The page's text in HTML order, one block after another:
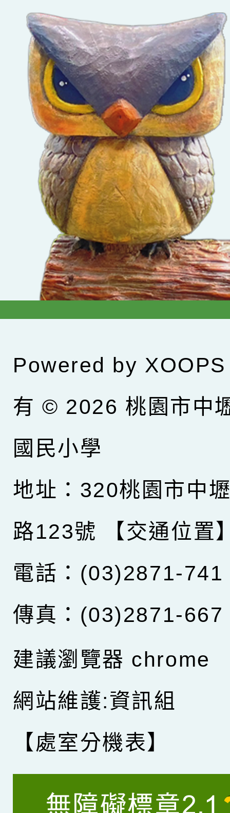
Powered by XOOPS
有 © 2026 桃園市中
國民小學
地址：320桃園市中
路123號
【交通位置
電話：(03)2871-741
傳真：(03)2871-667
建議瀏覽器 chrome
網站維護:資訊組
【處室分機表】